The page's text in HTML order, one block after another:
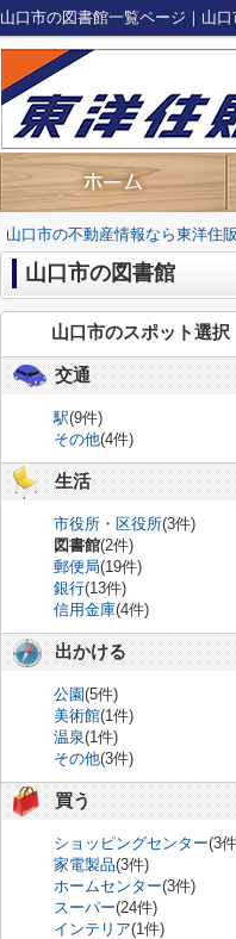
山口市の図書館一覧ページ｜山
山口市の不動産情報なら東洋住
山口市の図書館
山口市のスポット選択
交通
駅(9件)
その他(4件)
生活
市役所・区役所(3件)
図書館(2件)
郵便局(19件)
銀行(13件)
信用金庫(4件)
出かける
公園(5件)
美術館(1件)
温泉(1件)
その他(3件)
買う
ショッピングセンター(3
家電製品(3件)
ホームセンター(3件)
スーパー(24件)
インテリア(1件)